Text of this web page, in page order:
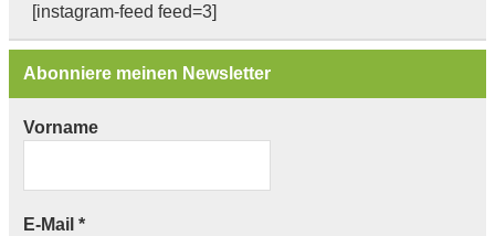
[instagram-feed feed=3]
Abonniere meinen Newsletter
Vorname
E-Mail *